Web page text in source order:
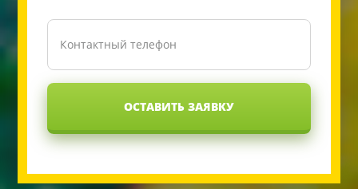
ОСТАВИТЬ ЗАЯВКУ